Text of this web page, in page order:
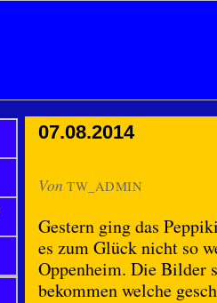
07.08.2014
Von TW_ADMIN
Gestern ging das
es zum Glück nicht so
Oppenheim. Die Bilder
bekommen welche